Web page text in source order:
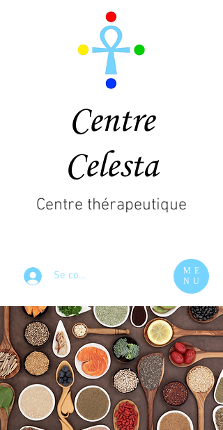
Centre
Celesta
Se connecter
ME
NU
Centre thérapeutique